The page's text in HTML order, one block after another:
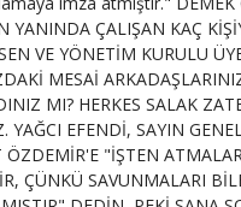
YANINDA ÇALIŞAN KAÇ
VE YÖNETİM KURULU
MESAİ
MI? HERKES SALAK
YAĞCI EFENDİ, SAYIN
ÖZDEMİR'E "İŞTEN
ÇÜNKÜ SAVUNMALARI